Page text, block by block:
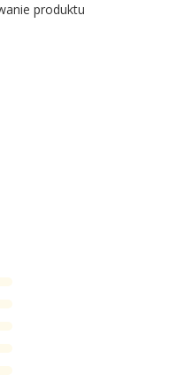
produktu